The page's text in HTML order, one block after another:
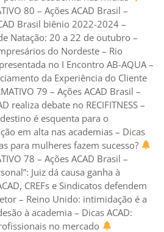
80 – Ações ACAD Brasil –
Brasil biênio 2022-2024 –
Natação: 20 a 22 de outubro –
do Nordeste – Rio
no I Encontro AB-AQUA –
da Experiência do Cliente
79 – Ações ACAD Brasil –
realiza debate no RECIFITNESS –
é esquenta para o
em alta nas academias – Dicas
para mulheres fazem sucesso?
78 – Ações ACAD Brasil –
Juiz dá causa ganha à
CREFs e Sindicatos defendem
– Reino Unido: intimidação é a
à academia – Dicas ACAD:
no mercado